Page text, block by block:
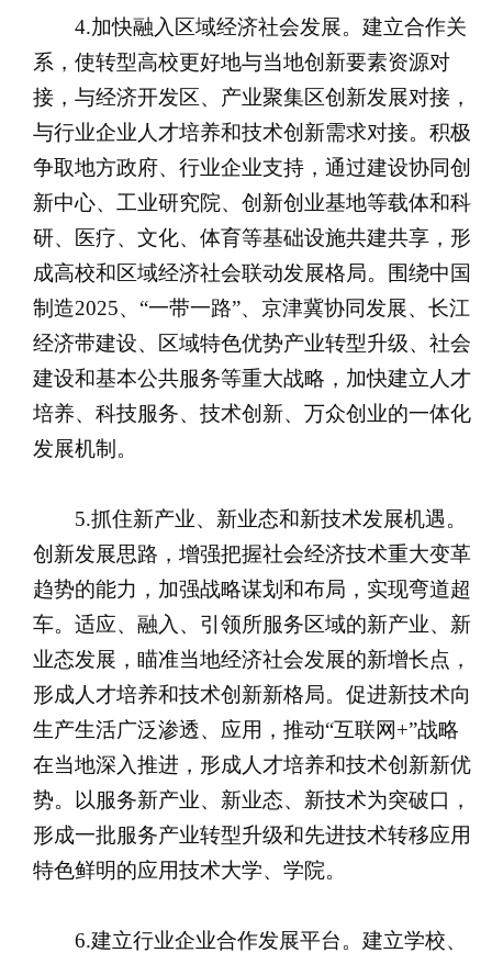
4.加快融入区域经济社会发展。建立合作关
系，使转型高校更好地与当地创新要素资源对
接，与经济开发区、产业聚集区创新发展对接，
与行业企业人才培养和技术创新需求对接。积极
争取地方政府、行业企业支持，通过建设协同创
新中心、工业研究院、创新创业基地等载体和科
研、医疗、文化、体育等基础设施共建共享，形
成高校和区域经济社会联动发展格局。围绕中国
制造2025、“一带一路”、京津冀协同发展、长江
经济带建设、区域特色优势产业转型升级、社会
建设和基本公共服务等重大战略，加快建立人才
培养、科技服务、技术创新、万众创业的一体化
发展机制。
5.抓住新产业、新业态和新技术发展机遇。
创新发展思路，增强把握社会经济技术重大变革
趋势的能力，加强战略谋划和布局，实现弯道超
车。适应、融入、引领所服务区域的新产业、新
业态发展，瞄准当地经济社会发展的新增长点，
形成人才培养和技术创新新格局。促进新技术向
生产生活广泛渗透、应用，推动“互联网+”战略
在当地深入推进，形成人才培养和技术创新新优
势。以服务新产业、新业态、新技术为突破口，
形成一批服务产业转型升级和先进技术转移应用
特色鲜明的应用技术大学、学院。
6.建立行业企业合作发展平台。建立学校、